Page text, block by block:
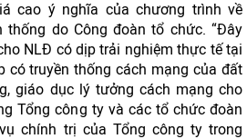
cao ý nghĩa của chương trình về
thống do Công đoàn tổ chức. “Đây
NLĐ có dịp trải nghiệm thực tế tại
có truyền thống cách mạng của đất
giáo dục lý tưởng cách mạng cho
Tổng công ty và các tổ chức đoàn
chính trị của Tổng công ty trong